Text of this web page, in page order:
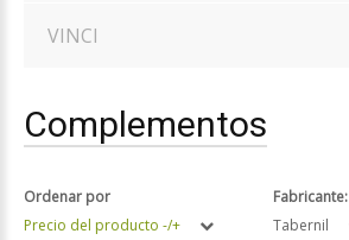
VINCI
Complementos
Ordenar por
Precio del producto -/+
Fabricante:
Tabernil